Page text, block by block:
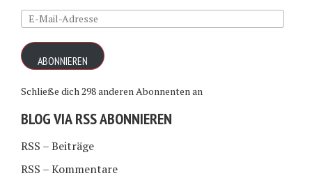
E-
Mail-
Adresse
ABONNIEREN
Schließe dich 298 anderen Abonnenten an
BLOG VIA RSS ABONNIEREN
RSS – Beiträge
RSS – Kommentare